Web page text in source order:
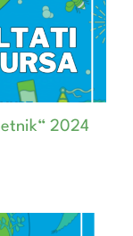
2024